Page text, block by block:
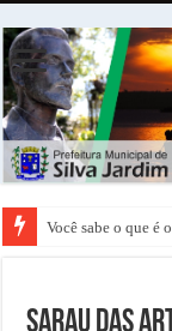
Você sabe o que é
Sarau das